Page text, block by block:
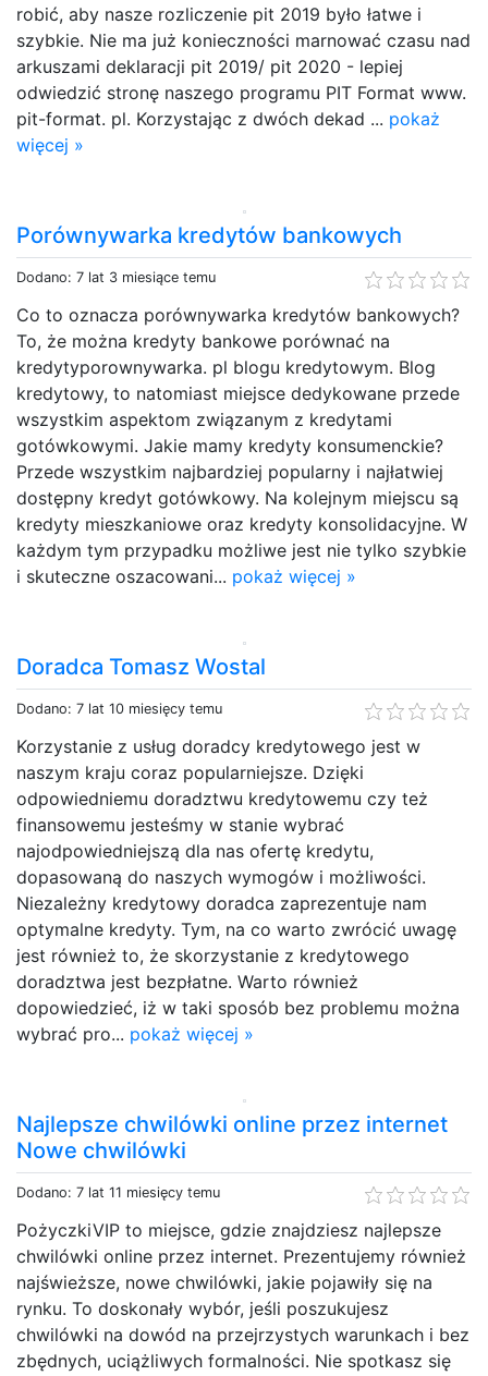
robić, aby nasze rozliczenie pit 2019 było łatwe i
szybkie. Nie ma już konieczności marnować czasu nad
arkuszami deklaracji pit 2019/ pit 2020 - lepiej
odwiedzić stronę naszego programu PIT Format www.
pit-format. pl. Korzystając z dwóch dekad ... pokaż
więcej »
Porównywarka kredytów bankowych
Dodano: 7 lat 3 miesiące temu
Co to oznacza porównywarka kredytów bankowych?
To, że można kredyty bankowe porównać na
kredytyporownywarka. pl blogu kredytowym. Blog
kredytowy, to natomiast miejsce dedykowane przede
wszystkim aspektom związanym z kredytami
gotówkowymi. Jakie mamy kredyty konsumenckie?
Przede wszystkim najbardziej popularny i najłatwiej
dostępny kredyt gotówkowy. Na kolejnym miejscu są
kredyty mieszkaniowe oraz kredyty konsolidacyjne. W
każdym tym przypadku możliwe jest nie tylko szybkie
i skuteczne oszacowani... pokaż więcej »
Doradca Tomasz Wostal
Dodano: 7 lat 10 miesięcy temu
Korzystanie z usług doradcy kredytowego jest w
naszym kraju coraz popularniejsze. Dzięki
odpowiedniemu doradztwu kredytowemu czy też
finansowemu jesteśmy w stanie wybrać
najodpowiedniejszą dla nas ofertę kredytu,
dopasowaną do naszych wymogów i możliwości.
Niezależny kredytowy doradca zaprezentuje nam
optymalne kredyty. Tym, na co warto zwrócić uwagę
jest również to, że skorzystanie z kredytowego
doradztwa jest bezpłatne. Warto również
dopowiedzieć, iż w taki sposób bez problemu można
wybrać pro... pokaż więcej »
Najlepsze chwilówki online przez internet
Nowe chwilówki
Dodano: 7 lat 11 miesięcy temu
PożyczkiVIP to miejsce, gdzie znajdziesz najlepsze
chwilówki online przez internet. Prezentujemy również
najświeższe, nowe chwilówki, jakie pojawiły się na
rynku. To doskonały wybór, jeśli poszukujesz
chwilówki na dowód na przejrzystych warunkach i bez
zbędnych, uciążliwych formalności. Nie spotkasz się